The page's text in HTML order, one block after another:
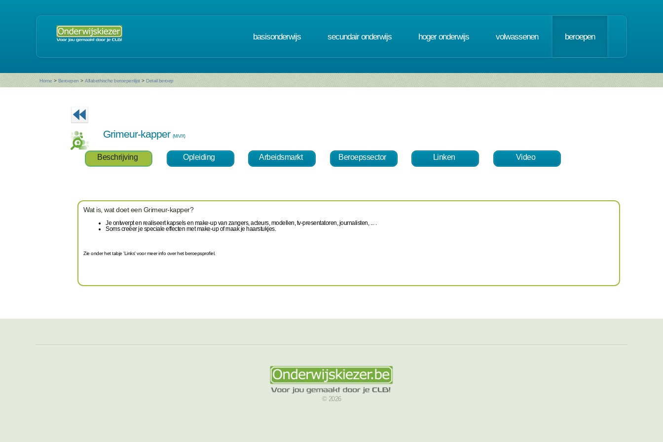
basisonderwijs secundair onderwijs hoger onderwijs volwassenen beroepen
Home > Beroepen > Alfabethische beroepenlijst > Detail beroep
Grimeur-kapper (M/V/X)
Beschrijving Opleiding Arbeidsmarkt Beroepssector Linken Video
Wat is, wat doet een Grimeur-kapper?
Je ontwerpt en realiseert kapsels en make-up van zangers, acteurs, modellen, tv-presentatoren, journalisten, ... .
Soms creëer je speciale effecten met make-up of maak je haarstukjes.
Zie onder het tabje 'Links' voor meer info over het beroepsprofiel.
© 2026